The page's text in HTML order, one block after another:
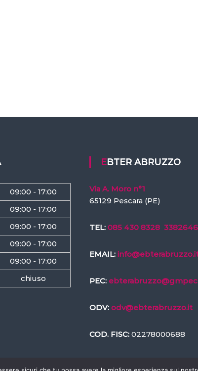
09:00 - 17:00
09:00 - 17:00
09:00 - 17:00
09:00 - 17:00
09:00 - 17:00
chiuso
EBTER ABRUZZO
Via A. Moro n°1
65129 Pescara (PE)
TEL: 085 430 8328
EMAIL:
PEC:
ODV: odv@ebterabruzzo.it
COD. FISC: 02278000688